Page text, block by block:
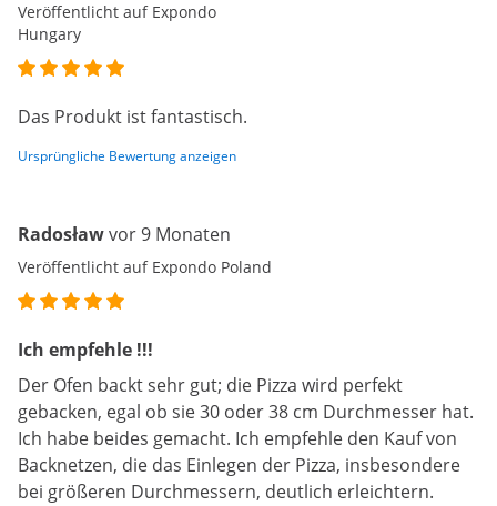
Veröffentlicht auf Expondo
Hungary
Das Produkt ist fantastisch.
Ursprüngliche Bewertung anzeigen
Radosławvor 9 Monaten
Veröffentlicht auf Expondo Poland
Ich empfehle !!!
Der Ofen backt sehr gut; die Pizza wird perfekt
gebacken, egal ob sie 30 oder 38 cm Durchmesser hat.
Ich habe beides gemacht. Ich empfehle den Kauf von
Backnetzen, die das Einlegen der Pizza, insbesondere
bei größeren Durchmessern, deutlich erleichtern.